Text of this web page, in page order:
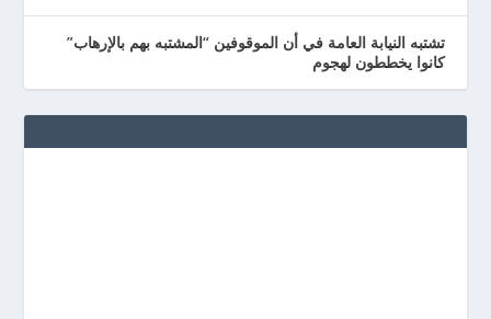
تشتبه النيابة العامة في أن الموقوفين “المشتبه بهم بالإرهاب”
كانوا يخططون لهجوم